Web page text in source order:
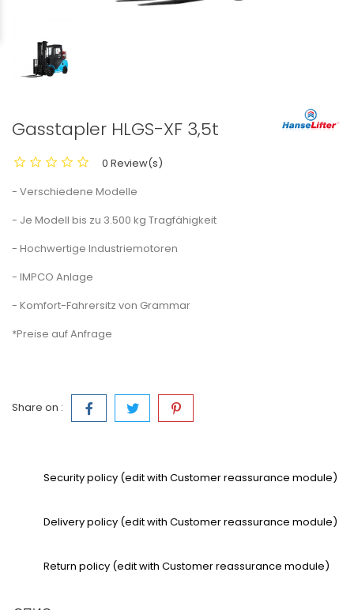
Gasstapler HLGS-XF 3,5t
0 Review(s)
- Verschiedene Modelle
- Je Modell bis zu 3.500 kg Tragfähigkeit
- Hochwertige Industriemotoren
- IMPCO Anlage
- Komfort-Fahrersitz von Grammar
*Preise auf Anfrage
Share on :
Security policy (edit with Customer reassurance module)
Delivery policy (edit with Customer reassurance module)
Return policy (edit with Customer reassurance module)